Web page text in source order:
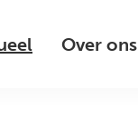
Over ons